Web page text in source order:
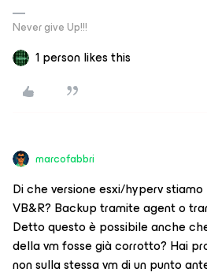
Never give Up!!!
1 person likes this
marcofabbri
Di che versione esxi/hyperv
VB&R? Backup tramite agent o
Detto questo è possibile anche
della vm fosse già corrotto? Hai
non sulla stessa vm di un punto